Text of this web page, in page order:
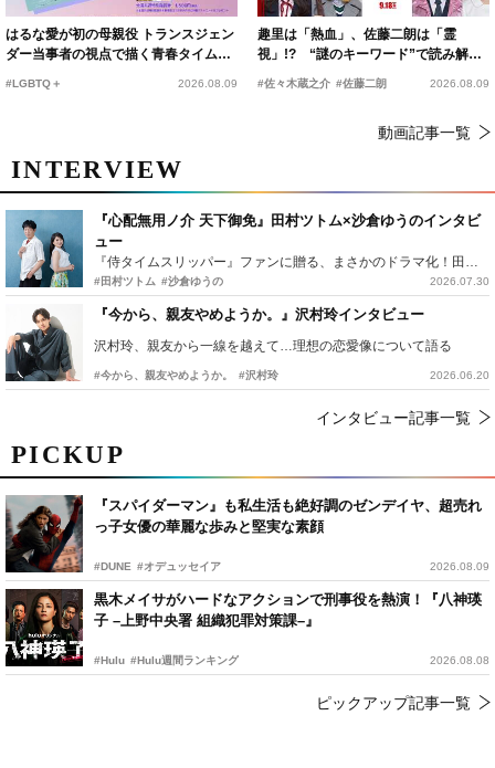
PICKUP
『スパイダーマン』も私生活も絶好調のゼンデイヤ、超売れ
っ子女優の華麗な歩みと堅実な素顔
#DUNE #オデュッセイア 2026.08.09
黒木メイサがハードなアクションで刑事役を熱演！『八神瑛
子 –上野中央署 組織犯罪対策課–』
#Hulu #Hulu週間ランキング 2026.08.08
ピックアップ記事一覧
はるな愛が初の母親役 トランスジェン
ダー当事者の視点で描く青春タイムス
#LGBTQ＋ 2026.08.09
趣里は「熱血」、佐藤二朗は「霊
視」!? “謎のキーワード”で読み解く
『踊る大捜査線 N.E.W.』新メンバー
#佐々木蔵之介 #佐藤二朗 2026.08.09
動画記事一覧
INTERVIEW
『心配無用ノ介 天下御免』田村ツトム×沙倉ゆうのインタビ
ュー
『侍タイムスリッパー』ファンに贈る、まさかのドラマ化！田村ツトム×沙倉ゆうのが語る『心配無用ノ介』撮影秘話
#田村ツトム #沙倉ゆうの 2026.07.30
『今から、親友やめようか。』沢村玲インタビュー
沢村玲、親友から一線を越えて…理想の恋愛像について語る
#今から、親友やめようか。 #沢村玲 2026.06.20
インタビュー記事一覧